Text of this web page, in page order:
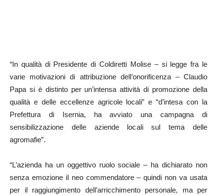
“In qualità di Presidente di Coldiretti Molise – si legge fra le
varie motivazioni di attribuzione dell’onorificenza – Claudio
Papa si è distinto per un’intensa attività di promozione della
qualità e delle eccellenze agricole locali” e “d’intesa con la
Prefettura di Isernia, ha avviato una campagna di
sensibilizzazione delle aziende locali sul tema delle
agromafie”.
“L’azienda ha un oggettivo ruolo sociale – ha dichiarato non
senza emozione il neo commendatore – quindi non va usata
per il raggiungimento dell’arricchimento personale, ma per